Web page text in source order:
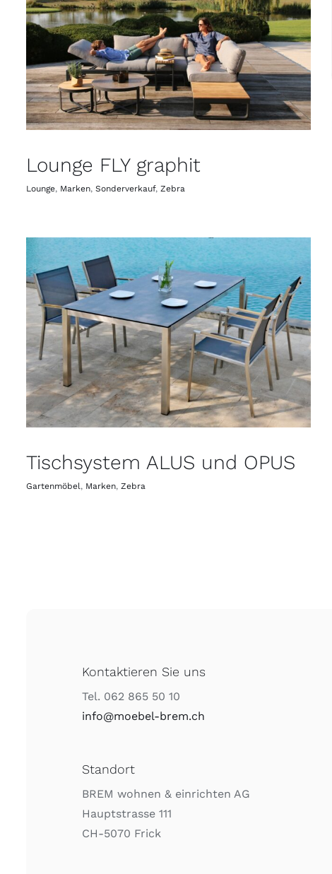
Lounge FLY graphit
Lounge, Marken, Sonderverkauf, Zebra
Tischsystem ALUS und OPUS
Gartenmöbel , Marken, Zebra
Kontaktieren Sie uns
Tel. 062 865 50 10
info@moebel-brem.ch
Standort
BREM wohnen & einrichten AG
Hauptstrasse 111
CH-5070 Frick